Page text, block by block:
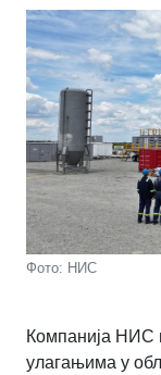
Фото: НИС
Компанија НИС
улагањима у